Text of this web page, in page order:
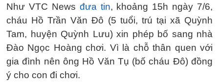
Như VTC News đưa tin, khoảng 15h ngày 7/6,
cháu Hồ Trần Văn Đô (5 tuổi, trú tại xã Quỳnh
Tam, huyện Quỳnh Lưu) xin phép bố sang nhà
Đào Ngọc Hoàng chơi. Vì là chỗ thân quen với
gia đình nên ông Hồ Văn Tụ (bố cháu Đô) đồng
ý cho con đi chơi.